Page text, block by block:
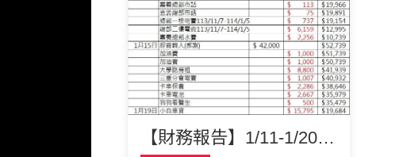
【財務報告】1/11-1/20共收到捐款$174,000元！繳費後協會戶頭僅剩$7795元！